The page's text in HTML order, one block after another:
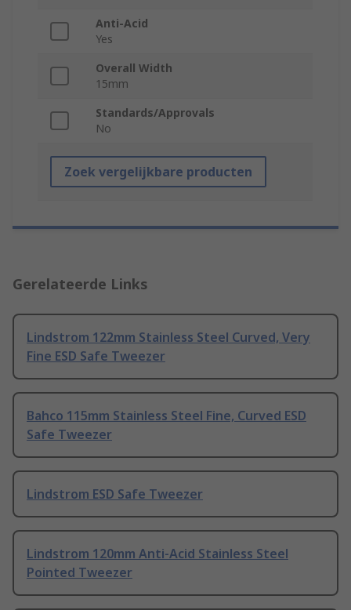
Anti-Acid
Yes
Overall Width
15mm
Standards/Approvals
No
Zoek vergelijkbare producten
Gerelateerde Links
Lindstrom 122mm Stainless Steel Curved, Very
Fine ESD Safe Tweezer
Bahco 115mm Stainless Steel Fine, Curved ESD
Safe Tweezer
Lindstrom ESD Safe Tweezer
Lindstrom 120mm Anti-Acid Stainless Steel
Pointed Tweezer